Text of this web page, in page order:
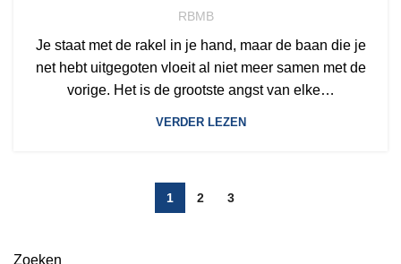
RBMB
Je staat met de rakel in je hand, maar de baan die je
net hebt uitgegoten vloeit al niet meer samen met de
vorige. Het is de grootste angst van elke…
VERDER LEZEN
1 2 3
Zoeken